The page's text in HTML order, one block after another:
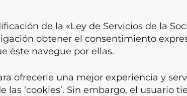
de la «Ley de Servicios de la
obtener el consentimiento
éste navegue por ellas.
ofrecerle una mejor experiencia y
‘cookies’. Sin embargo, el usuario